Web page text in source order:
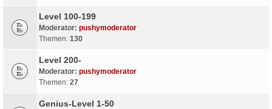
Level 100-199
Moderator: pushymoderator
Themen: 130
Level 200-
Moderator: pushymoderator
Themen: 27
Genius-Level 1-50